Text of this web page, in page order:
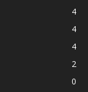
4
4
4
2
0